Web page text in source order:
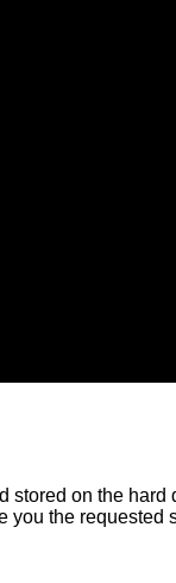
stored on the
you the